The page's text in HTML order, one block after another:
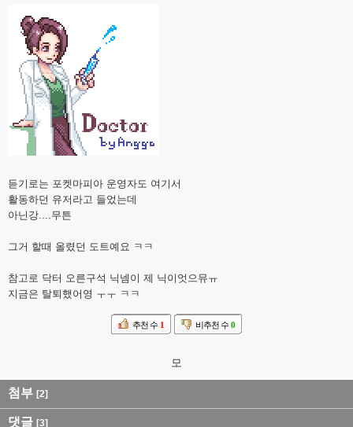
듣기로는 포켓마피아 운영자도 여기서
활동하던 유저라고 들었는데
아닌강....무튼
그거 할때 올렸던 도트예요 ㅋㅋ
참고로 닥터 오른구석 닉넴이 제 닉이엇으뮤ㅠ
지금은 탈퇴했어영 ㅜㅜ ㅋㅋ
추천 수 1 비추천 수 0
모
첨부 [2]
댓글 [3]